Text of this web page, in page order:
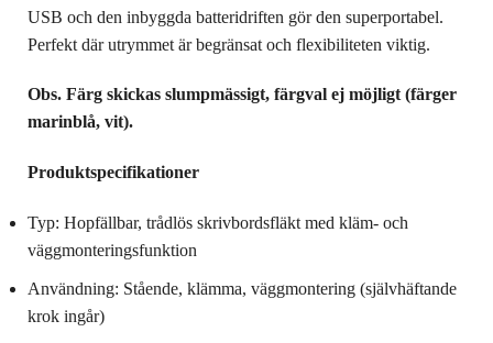
USB och den inbyggda batteridriften gör den superportabel.
Perfekt där utrymmet är begränsat och flexibiliteten viktig.
Obs. Färg skickas slumpmässigt, färgval ej möjligt (färger
marinblå, vit).
Produktspecifikationer
Typ: Hopfällbar, trådlös skrivbordsfläkt med kläm- och
väggmonteringsfunktion
Användning: Stående, klämma, väggmontering (självhäftande
krok ingår)